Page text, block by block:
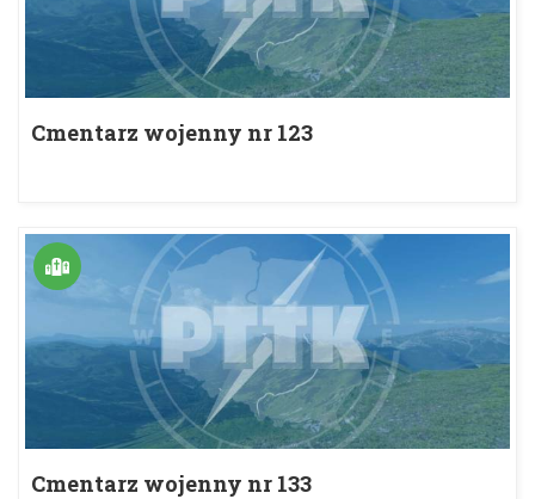
Cmentarz wojenny nr 123
Cmentarz wojenny nr 133